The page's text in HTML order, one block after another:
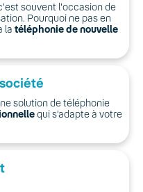
souvent l'occasion de
Pourquoi ne pas en
la téléphonie de nouvelle
solution de téléphonie
qui s’adapte à votre